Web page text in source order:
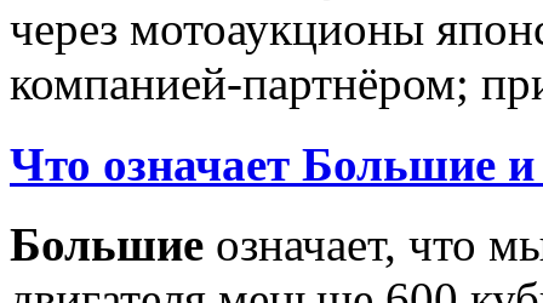
через мотоаукционы
компанией-партнёром;
Что означает Большие
Большие означает, что